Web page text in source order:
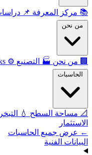
📚 مركز المعرفة 📌
من نحن
🏢 من نحن 🏭 التصنيع ⚙️
الحاسبات
📐 مساحة السطح 💧 التبخر
الاستثمار
← عرض جميع الحاسبات
البيانات الفنية